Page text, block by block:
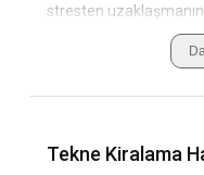
stresten
biriktirmenin veya iş
katmanın en keyifli
atmak hiç bu kadar
Neden Tekne
Tekne Kiralama